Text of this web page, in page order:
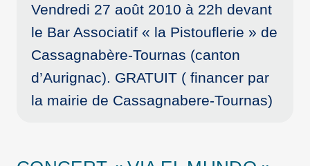
Vendredi 27 août 2010 à 22h devant
le Bar Associatif « la Pistouflerie » de
Cassagnabère-Tournas (canton
d’Aurignac). GRATUIT ( financer par
la mairie de Cassagnabere-Tournas)